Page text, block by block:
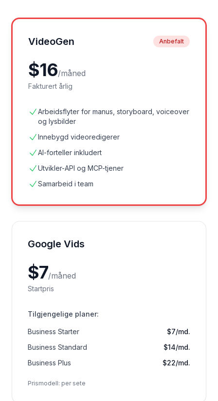
VideoGen Anbefalt
$16/måned
Fakturert årlig
Arbeidsflyter for manus, storyboard, voiceover
og lysbilder
Innebygd videoredigerer
AI-forteller inkludert
Utvikler-API og MCP-tjener
Samarbeid i team
Google Vids
$7/måned
Startpris
Tilgjengelige planer:
Business Starter
$7/md.
Business Standard
$14/md.
Business Plus
$22/md.
Prismodell: per sete